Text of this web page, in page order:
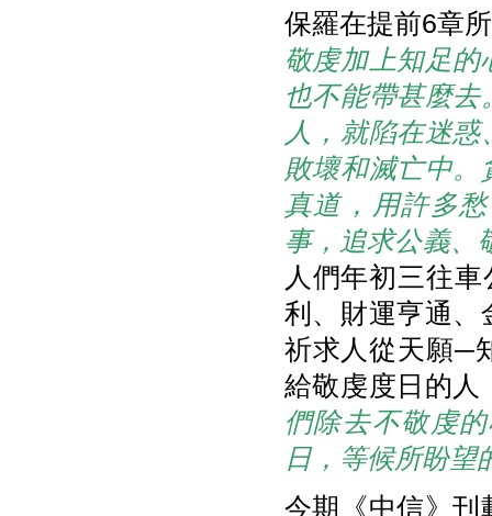
保羅在提前6章
敬虔加上知足
也不能帶甚麼
人，就陷在迷
敗壞和滅亡中
真道，用許多
事，追求公義、
人們年初三往
利、財運亨通
祈求人從天願─
給敬虔度日的人
們除去不敬虔
日，等候所盼望
今期《中信》刊